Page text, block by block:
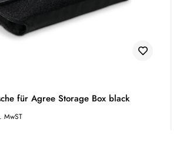
für Agree Storage Box black
MwST